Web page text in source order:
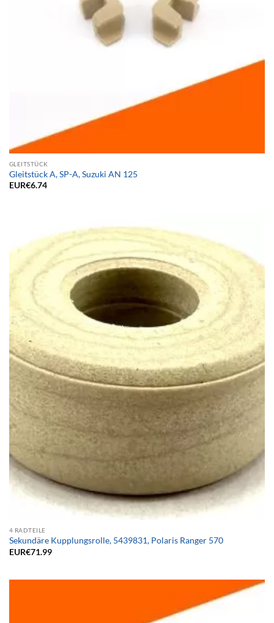
GLEITSTÜCK
Gleitstück A, SP-A, Suzuki AN 125
EUR€6.74
4 RADTEILE
Sekundäre Kupplungsrolle, 5439831, Polaris Ranger 570
EUR€71.99